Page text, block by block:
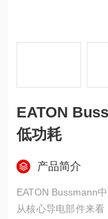
EATON
低功耗
产品简介
EATON Bussmann
从核心导电部件来看